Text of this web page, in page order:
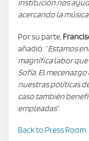
institución nos
acercando la
Por su parte,
añadió: “Estamos
magnífica labor que
Sofía. El
nuestras políticas
caso también
empleadas”.
Back to Press Room.